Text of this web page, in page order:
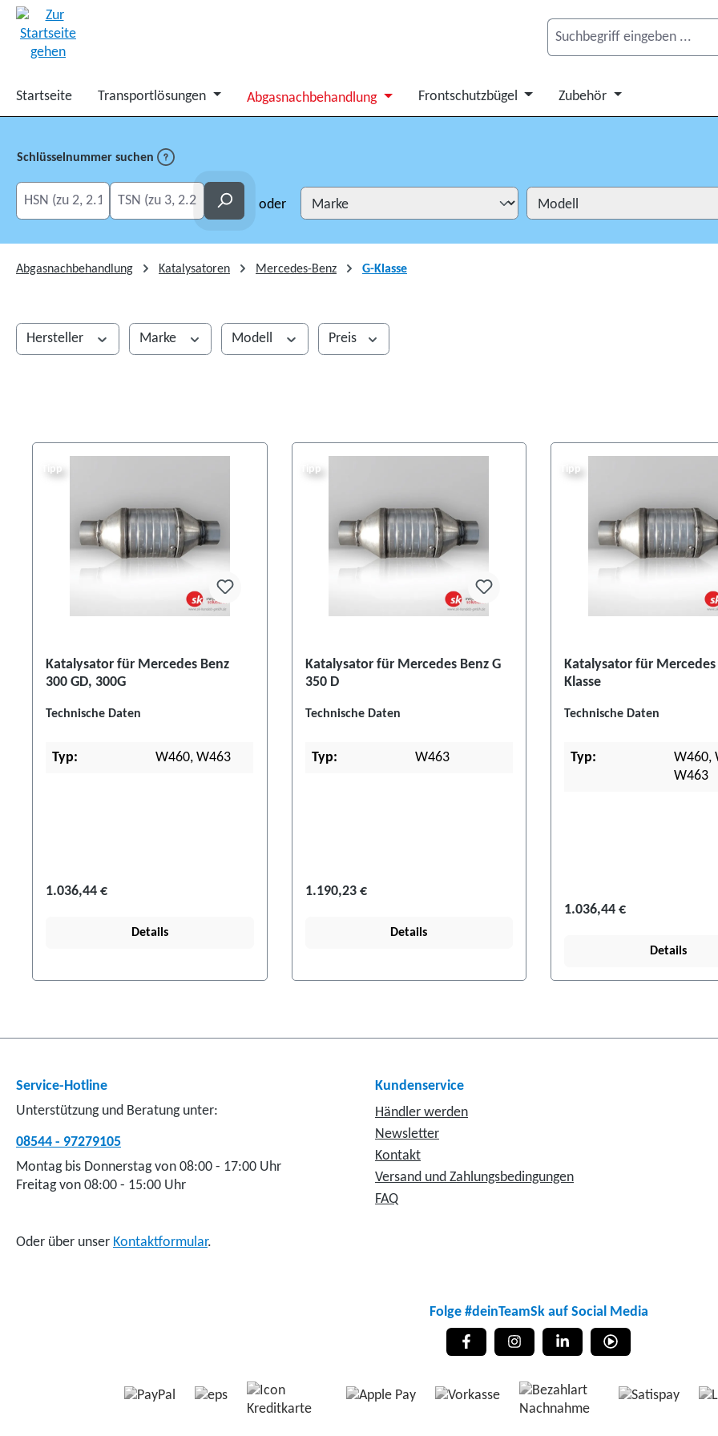
Startseite Transportlösungen Abgasnachbehandlung Frontschutzbügel Zubehör
Schlüsselnummer suchen
HSN eingeben
TSN eingeben Suchen oder
Abgasnachbehandlung Katalysatoren Mercedes-Benz G-Klasse
Hersteller Marke Modell Preis
Tipp
Katalysator für Mercedes Benz
300 GD, 300G
Technische Daten
Typ: W460, W463
1.036,44 €
Details
Tipp
Katalysator für Mercedes Benz G
350 D
Technische Daten
Typ: W463
1.190,23 €
Details
Tipp
Katalysator für Mercedes
Klasse
Technische Daten
Typ:
W460,
W463
1.036,44 €
Details
Service-Hotline
Unterstützung und Beratung unter:
08544 - 97279105
Montag bis Donnerstag von 08:00 - 17:00 Uhr
Freitag von 08:00 - 15:00 Uhr
Oder über unser Kontaktformular.
Kundenservice
Händler werden
Newsletter
Kontakt
Versand und Zahlungsbedingungen
FAQ
Folge #deinTeamSk auf Social Media